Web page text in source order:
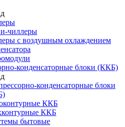
чиллеры
с воздушным охлаждением
конденсаторные блоки (ККБ)
конденсаторные блоки
ККБ
ККБ
бытовые